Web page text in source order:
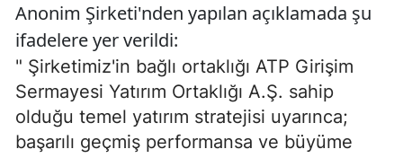
Anonim Şirketi'nden yapılan açıklamada şu
ifadelere yer verildi:
" Şirketimiz'in bağlı ortaklığı ATP Girişim
Sermayesi Yatırım Ortaklığı A.Ş. sahip
olduğu temel yatırım stratejisi uyarınca;
başarılı geçmiş performansa ve büyüme